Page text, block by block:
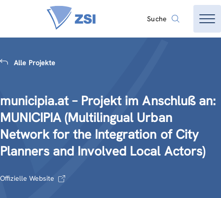
Suche
Alle Projekte
municipia.at – Projekt im Anschluß an:
MUNICIPIA (Multilingual Urban
Network for the Integration of City
Planners and Involved Local Actors)
Offizielle Website